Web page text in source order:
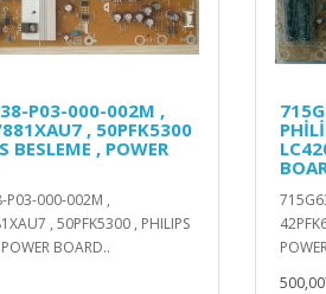
P03-000-002M ,
, 50PFK5300
BESLEME , POWER
P03-000-002M ,
, 50PFK5300 , PHILIPS
POWER BOARD..